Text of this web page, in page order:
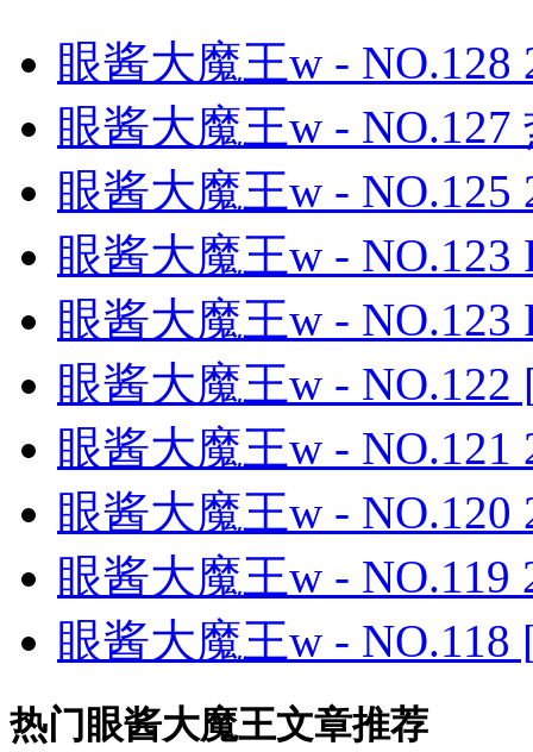
眼酱大魔王w - NO.128
眼酱大魔王w - NO.127
眼酱大魔王w - NO.125
眼酱大魔王w - NO.123
眼酱大魔王w - NO.123
眼酱大魔王w - NO.122
眼酱大魔王w - NO.121
眼酱大魔王w - NO.120
眼酱大魔王w - NO.119
眼酱大魔王w - NO.118
热门眼酱大魔王文章推荐